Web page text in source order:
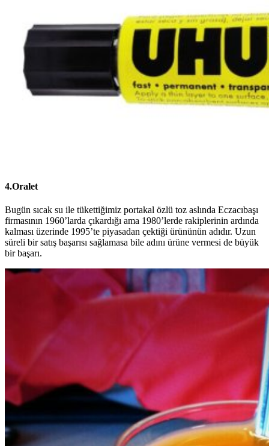
4.Oralet
Bugün sıcak su ile tükettiğimiz portakal özlü toz aslında Eczacıbaşı
firmasının 1960’larda çıkardığı ama 1980’lerde rakiplerinin ardında
kalması üzerinde 1995’te piyasadan çektiği ürününün adıdır. Uzun
süreli bir satış başarısı sağlamasa bile adını ürüne vermesi de büyük
bir başarı.